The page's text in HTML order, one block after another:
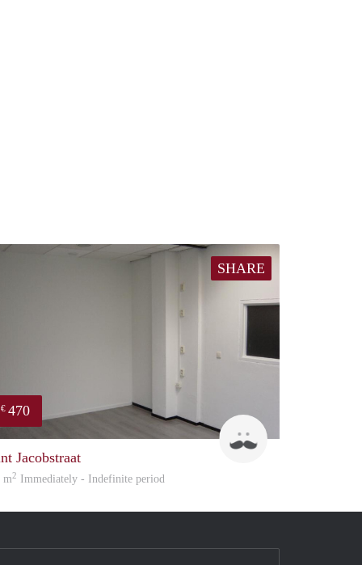
SHARE
€ 470
Jacobstraat
m2 Immediately - Indefinite period